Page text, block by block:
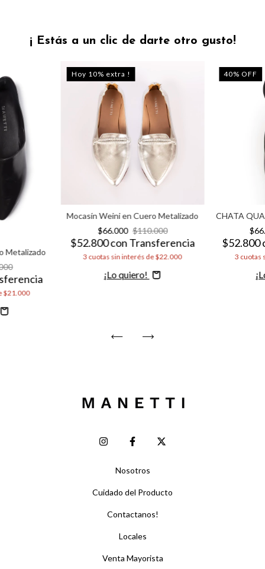
¡ Estás a un clic de darte otro gusto!
Metalizado
$21.000
Hoy 10% extra !
Mocasín Weini en Cuero Metalizado
$66.000 $110.000
$52.800conTransferencia
3 cuotas sin interés de$22.000
Comprar
40%OFF
CHATA
$52.800
3 cuotas
Nosotros
Cuidado del Producto
Contactanos!
Locales
Venta Mayorista